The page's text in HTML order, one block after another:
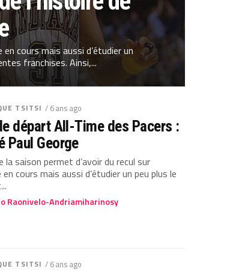
en cours mais aussi d’étudier un
franchises. Ainsi,...
TSITSI / 6 ans ago
départ All-Time des Pacers :
Paul George
la saison permet d’avoir du recul sur
en cours mais aussi d’étudier un peu plus le
Raonivelo-Andriamiharinosy
TSITSI / 6 ans ago